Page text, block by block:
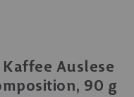
Auslese
90 g